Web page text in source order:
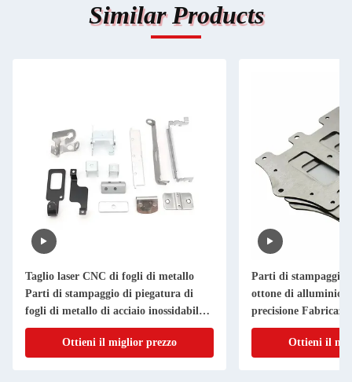
Similar Products
Taglio laser CNC di fogli di metallo
Parti di stampaggio di piegatura di
fogli di metallo di acciaio inossidabile
di alluminio
Ottieni il miglior prezzo
Parti di stampaggio
ottone di alluminio
precisione
metallo su misura
Ottieni il